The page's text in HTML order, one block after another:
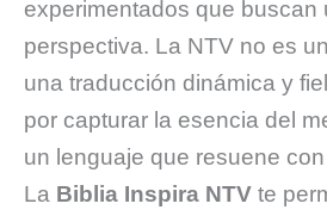
experimentados que buscan
perspectiva. La NTV no es
una traducción dinámica y
por capturar la esencia del
un lenguaje que resuene
La Biblia Inspira NTV te